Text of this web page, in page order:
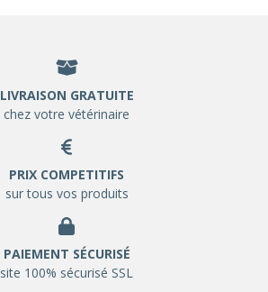
LIVRAISON GRATUITE
chez votre vétérinaire
PRIX COMPETITIFS
sur tous vos produits
PAIEMENT SÉCURISÉ
site 100% sécurisé SSL